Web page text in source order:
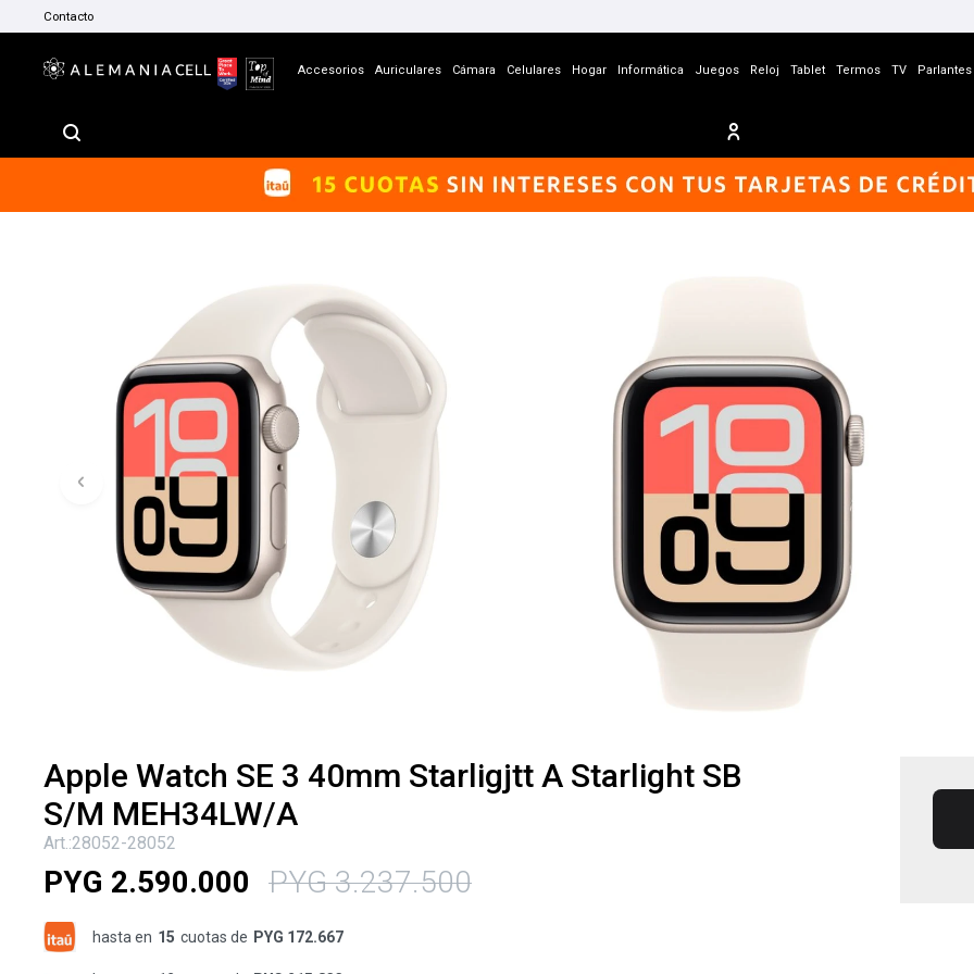
Accesorios Auriculares Cámara Celulares Hogar Informática Juegos Reloj Tablet Termos TV Parlantes
Contacto
Apple Watch SE 3 40mm Starligjtt A Starlight SB
S/M MEH34LW/A
28052-28052
PYG 2.590.000 PYG 3.237.500
hasta en 15 cuotas de PYG 172.667